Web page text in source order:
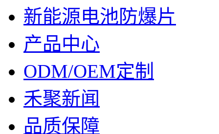
新能源电池防爆片
产品中心
ODM/OEM定制
禾聚新闻
品质保障